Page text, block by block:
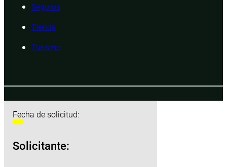
Seguros
Tienda
Turismo
Fecha de solicitud:
Solicitante: